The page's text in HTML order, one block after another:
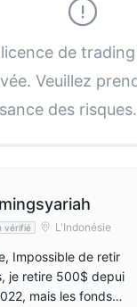
de
Veuillez
des risques.
vérifié L'Indonésie
Impossible de retir
je retire 500$ depui
mais les fonds